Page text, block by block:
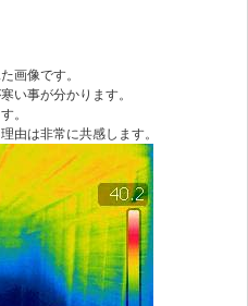
画像です。
い事が分かります。
。
由は非常に共感します。